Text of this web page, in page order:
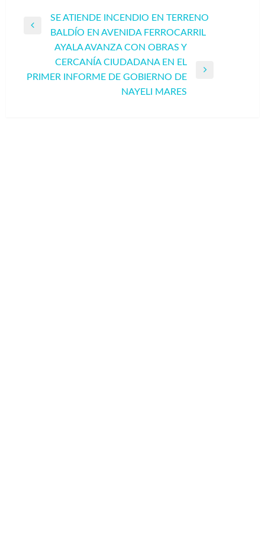
Navegación
entradas
Entrada
anterior
SE ATIENDE INCENDIO EN TERRENO
BALDÍO EN AVENIDA FERROCARRIL
Entrada
AYALA AVANZA CON OBRAS Y
CERCANÍA CIUDADANA EN EL
PRIMER INFORME DE GOBIERNO DE
NAYELI MARES